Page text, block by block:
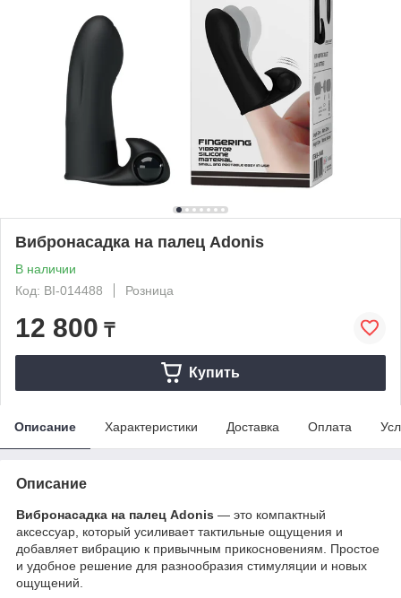
Вибронасадка на палец Adonis
В наличии
Код: BI-014488
Розница
12 800 ₸
Купить
Описание Характеристики Доставка Оплата
Описание
Вибронасадка на палец Adonis — это компактный
аксессуар, который усиливает тактильные ощущения и
добавляет вибрацию к привычным прикосновениям. Простое
и удобное решение для разнообразия стимуляции и новых
ощущений.